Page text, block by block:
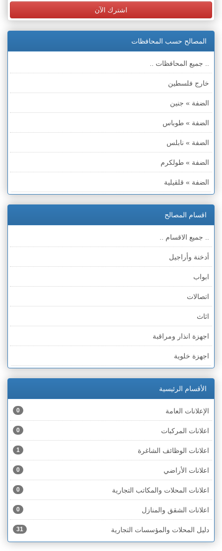
اشترك الآن
المصالح حسب المحافظات
.. جميع المحافظات ..
خارج فلسطين
الضفة » جنين
الضفة » طوباس
الضفة » نابلس
الضفة » طولكرم
الضفة » قلقيلية
الضفة » رام الله والبيره
الضفة » أريحا
الضفة » الخليل
الضفة » بيت لحم
قطاع غزة
الخط الأخضر » حيفا
الخط الأخضر » رهط
الخط الأخضر » أم الفحم
الخط الأخضر » الناصرة
الخط الأخضر » عكا ونهاريا
الخط الأخضر » الجليل
الخط الأخضر » مرج ابن عامر
الخط الأخضر » البطوف
الخط الأخضر » الجولان
الخط الأخضر » الشارون
الخط الأخضر » القدس
اقسام المصالح
.. جميع الاقسام ..
أدخنة وأراجيل
ابواب
اتصالات
اثاث
اجهزة انذار ومراقبة
اجهزة خلوية
اجهزة كهربائية
اجهزة مكتبية
احذية
اختام
اخشاب
ادوات رياضية
ادوات صحية
ادوات كهربائية
الأقسام الرئيسية
الإعلانات العامة 0
اعلانات المركبات 0
اعلانات الوظائف الشاغرة 1
اعلانات الأراضي 0
اعلانات المحلات والمكاتب التجارية 0
اعلانات الشقق والمنازل 0
دليل المحلات والمؤسسات التجارية 31